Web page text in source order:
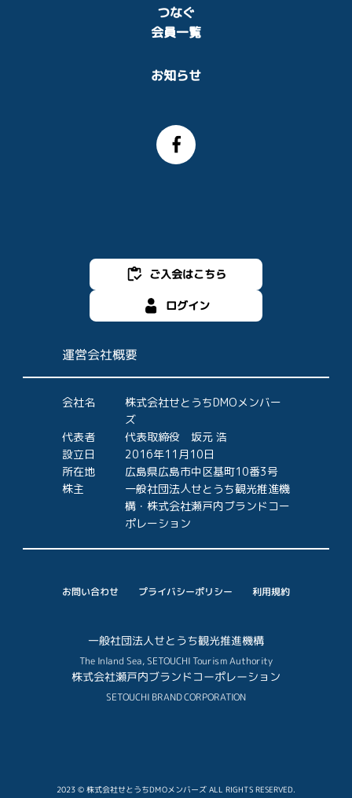
つなぐ
会員一覧
お知らせ
ご入会はこちら
ログイン
運営会社概要
会社名
株式会社せとうちDMOメンバー
ズ
代表者
代表取締役 坂元 浩
設立日
2016年11月10日
所在地
広島県広島市中区基町10番3号
株主
一般社団法人せとうち観光推進機
構・株式会社瀬戸内ブランドコー
ポレーション
お問い合わせ プライバシーポリシー 利用規約
一般社団法人せとうち観光推進機構
The Inland Sea, SETOUCHI Tourism Authority
株式会社瀬戸内ブランドコーポレーション
SETOUCHI BRAND CORPORATION
2023 © 株式会社せとうちDMOメンバーズ ALL RIGHTS RESERVED.